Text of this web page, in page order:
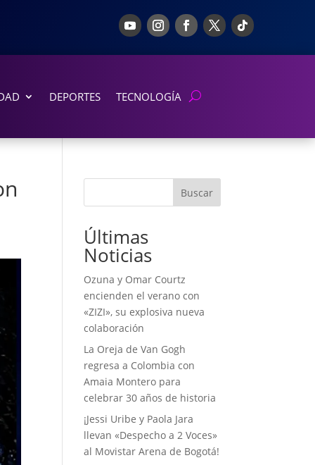
DEPORTES TECNOLOGÍA
Buscar
Últimas
Noticias
Ozuna y Omar Courtz
encienden el verano con
«ZIZI», su explosiva nueva
colaboración
La Oreja de Van Gogh
regresa a Colombia con
Amaia Montero para
celebrar 30 años de historia
¡Jessi Uribe y Paola Jara
llevan «Despecho a 2 Voces»
al Movistar Arena de Bogotá!